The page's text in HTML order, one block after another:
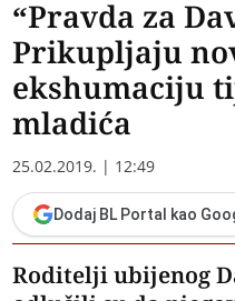
“Pravda za
Prikupljaju
ekshumaciju
mladića
25.02.2019. | 12:49
Dodaj BL Portal kao
Roditelji ubijenog